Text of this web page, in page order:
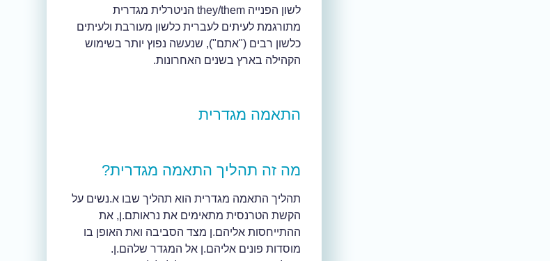
לשון הפנייה they/them הניטרלית מגדרית
מתורגמת לעיתים לעברית כלשון מעורבת ולעיתים
כלשון רבים ("אתם"), שנעשה נפוץ יותר בשימוש
הקהילה בארץ בשנים האחרונות.
התאמה מגדרית
מה זה תהליך התאמה מגדרית?
תהליך התאמה מגדרית הוא תהליך שבו א.נשים על
הקשת הטרנסית מתאימים את נראותם.ן, את
ההתייחסות אליהם.ן מצד הסביבה ואת האופן בו
מוסדות פונים אליהם.ן אל המגדר שלהם.ן.